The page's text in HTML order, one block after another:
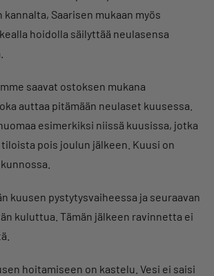
kannalta, Saarisen mukaan myös
hoidolla säilyttää neulasensa
saavat ostoksen mukana
auttaa pitämään neulaset kuusessa.
esimerkiksi niissä kuusissa, jotka
pois joulun jälkeen. Kuusi on
kuusen pystytysvaiheessa ja seuraavan
kuluttua. Tämän jälkeen ravinnetta ei
hoitamiseen on kastelu. Vesi ei saisi